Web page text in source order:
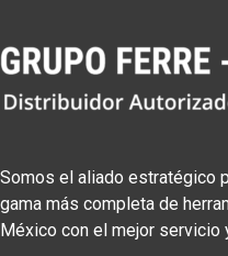
Somos el aliado estratégico
gama más completa de
México con el mejor servicio